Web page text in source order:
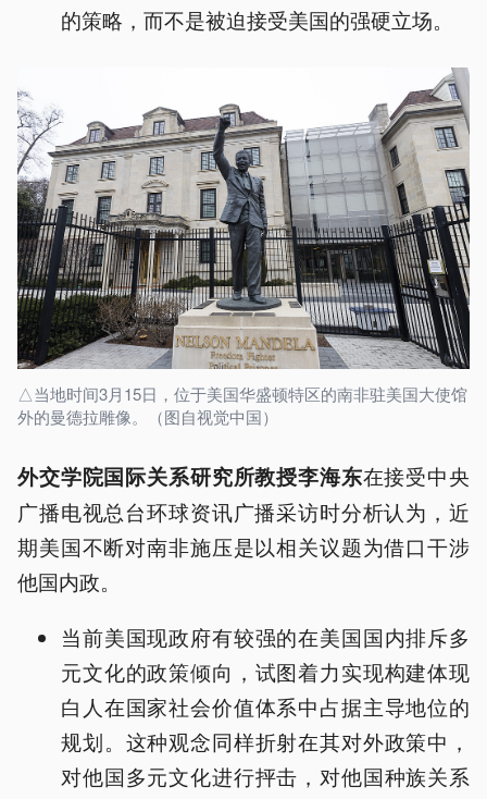
的策略，而不是被迫接受美国的强硬立场。
△当地时间3月15日，位于美国华盛顿特区的南非驻美国大使馆
外的曼德拉雕像。（图自视觉中国）
外交学院国际关系研究所教授李海东在接受中央
广播电视总台环球资讯广播采访时分析认为，近
期美国不断对南非施压是以相关议题为借口干涉
他国内政。
当前美国现政府有较强的在美国国内排斥多
元文化的政策倾向，试图着力实现构建体现
白人在国家社会价值体系中占据主导地位的
规划。这种观念同样折射在其对外政策中，
对他国多元文化进行抨击，对他国种族关系